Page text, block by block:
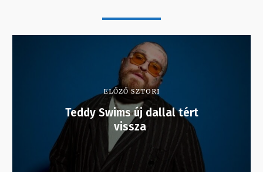
ELŐZŐ SZTORI
Teddy Swims új dallal tért
vissza